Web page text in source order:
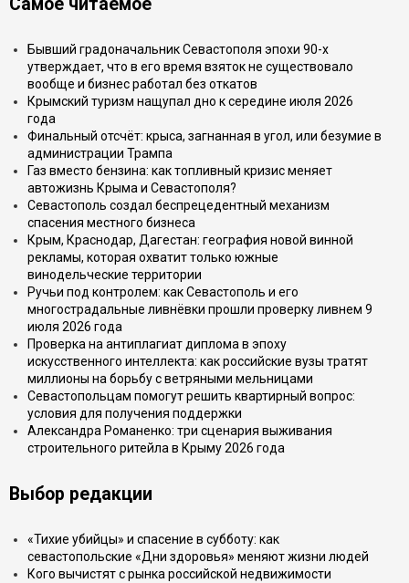
Бывший градоначальник Севастополя эпохи 90-х
утверждает, что в его время взяток не существовало
вообще и бизнес работал без откатов
Крымский туризм нащупал дно к середине июля 2026
года
Финальный отсчёт: крыса, загнанная в угол, или безумие в
администрации Трампа
Газ вместо бензина: как топливный кризис меняет
автожизнь Крыма и Севастополя?
Севастополь создал беспрецедентный механизм
спасения местного бизнеса
Крым, Краснодар, Дагестан: география новой винной
рекламы, которая охватит только южные
винодельческие территории
Ручьи под контролем: как Севастополь и его
многострадальные ливнёвки прошли проверку ливнем 9
июля 2026 года
Проверка на антиплагиат диплома в эпоху
искусственного интеллекта: как российские вузы тратят
миллионы на борьбу с ветряными мельницами
Севастопольцам помогут решить квартирный вопрос:
условия для получения поддержки
Александра Романенко: три сценария выживания
строительного ритейла в Крыму 2026 года
Выбор редакции
«Тихие убийцы» и спасение в субботу: как
севастопольские «Дни здоровья» меняют жизни людей
Кого вычистят с рынка российской недвижимости